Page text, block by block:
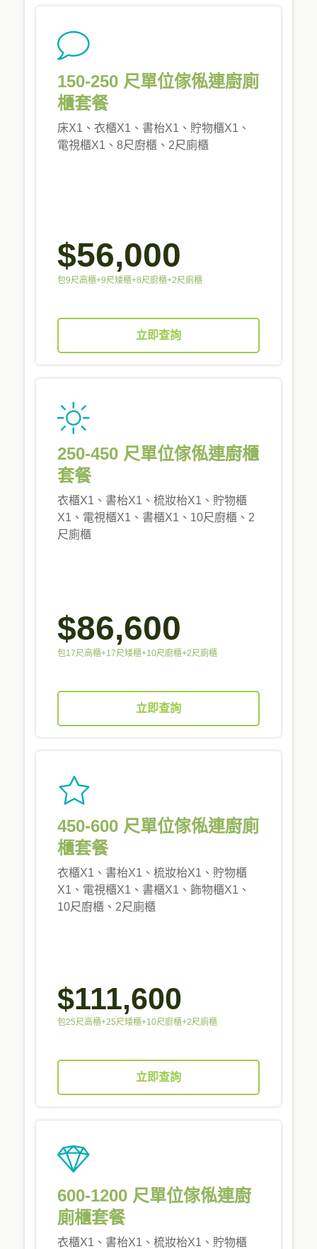
150-250 尺單位傢俬連廚廁
櫃套餐
床X1、衣櫃X1、書枱X1、貯物櫃X1、
電視櫃X1、8尺廚櫃、2尺廁櫃
$56,000
包9尺高櫃+9尺矮櫃+8尺廚櫃+2尺廁櫃
立即查詢
250-450 尺單位傢俬連廚櫃
套餐
衣櫃X1、書枱X1、梳妝枱X1、貯物櫃
X1、電視櫃X1、書櫃X1、10尺廚櫃、2
尺廁櫃
$86,600
包17尺高櫃+17尺矮櫃+10尺廚櫃+2尺廁櫃
立即查詢
450-600 尺單位傢俬連廚廁
櫃套餐
衣櫃X1、書枱X1、梳妝枱X1、貯物櫃
X1、電視櫃X1、書櫃X1、飾物櫃X1、
10尺廚櫃、2尺廁櫃
$111,600
包25尺高櫃+25尺矮櫃+10尺廚櫃+2尺廁櫃
立即查詢
600-1200 尺單位傢俬連廚
廁櫃套餐
衣櫃X1、書枱X1、梳妝枱X1、貯物櫃